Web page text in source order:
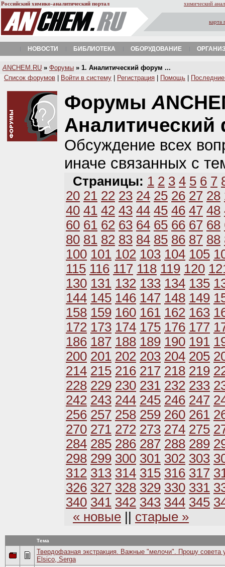
Российский химико-аналитический портал химический
карта
НОВОСТИ БИБЛИОТЕКА ОБОРУДОВАНИЕ
A NCHEM.RU » Форумы » 1. Аналитический форум ...
Список форумов
Войти в систему Регистрация Помощь
Форумы A
Обсуждение всех
иначе связанных с
Страницы: 1 2 3 4 5 6 7
20 21 22 23 24 25 26 27 28
40 41 42 43 44 45 46 47 48
60 61 62 63 64 65 66 67 68
80 81 82 83 84 85 86 87 88
100 101 102 103 104 105
115 116 117 118 119 120
130 131 132 133 134 135
144 145 146 147 148 149
158 159 160 161 162 163
172 173 174 175 176 177
186 187 188 189 190 191
200 201 202 203 204 205
214 215 216 217 218 219
228 229 230 231 232 233
242 243 244 245 246 247
256 257 258 259 260 261
270 271 272 273 274 275
284 285 286 287 288 289
298 299 300 301 302 303
312 313 314 315 316 317
326 327 328 329 330 331
340 341 342 343 344 345
« новые
старые »
Тема
Твердофазная экстракция. Важные "мелочи". Прошу совета
Elsico, Serga